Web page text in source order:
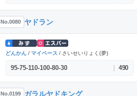
No.0080 ヤドラン
どんかん / マイペース / さいせいりょく(夢)
95-75-110-100-80-30 | 490
No.0199 ガラルヤドキング